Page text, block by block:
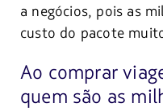
a negócios, pois as
custo do pacote
Ao comprar
quem são as